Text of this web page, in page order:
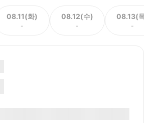
08.11(화)
-
08.12(수)
-
08.13(목)
-